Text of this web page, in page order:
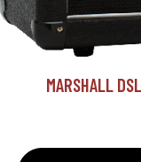
MARSHALL